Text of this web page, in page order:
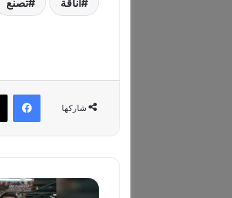
أناقة تصنع
شاركها
فيسبوك
M